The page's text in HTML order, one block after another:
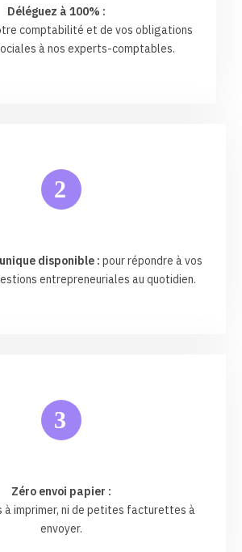
Déléguez à 100% :
comptabilité et de vos obligations
à nos experts-comptables.
2
disponible : pour répondre à vos
entrepreneuriales au quotidien.
3
Zéro envoi papier :
à imprimer, ni de petites facturettes à
envoyer.